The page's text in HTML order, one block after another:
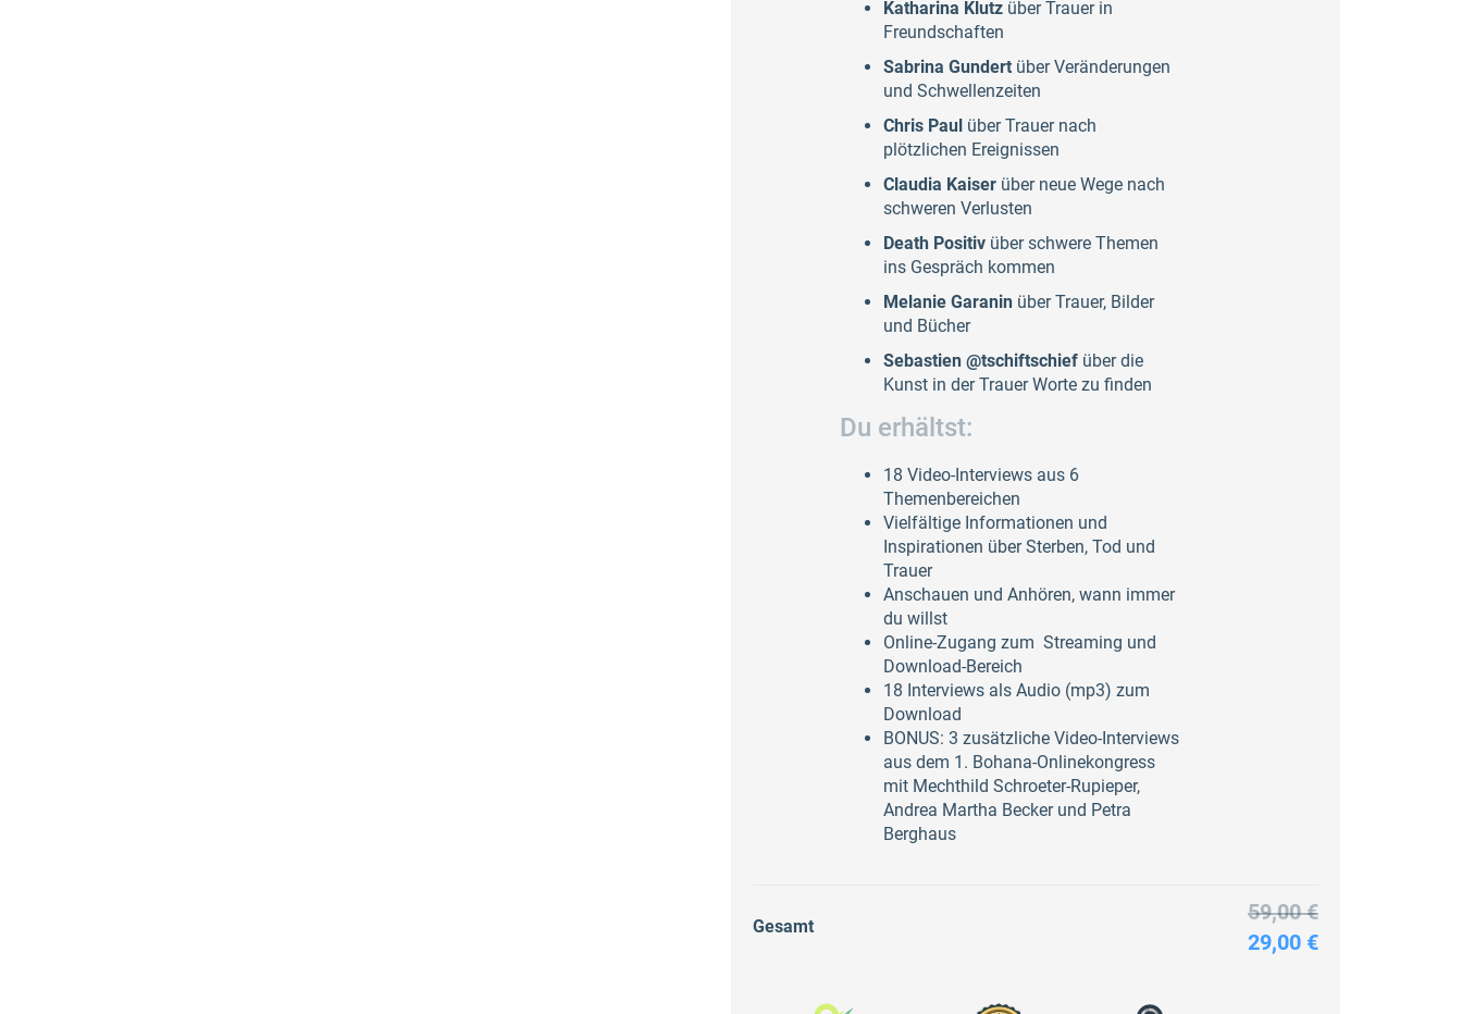
Katharina Klutz über Trauer in
Freundschaften
Sabrina Gundert über Veränderungen
und Schwellenzeiten
Chris Paul über Trauer nach
plötzlichen Ereignissen
Claudia Kaiser über neue Wege nach
schweren Verlusten
Death Positiv über schwere Themen
ins Gespräch kommen
Melanie Garanin über Trauer, Bilder
und Bücher
Sebastien @tschiftschief über die
Kunst in der Trauer Worte zu finden
Du erhältst:
18 Video-Interviews aus 6
Themenbereichen
Vielfältige Informationen und
Inspirationen über Sterben, Tod und
Trauer
Anschauen und Anhören, wann immer
du willst
Online-Zugang zum Streaming und
Download-Bereich
18 Interviews als Audio (mp3) zum
Download
BONUS: 3 zusätzliche Video-Interviews
aus dem 1. Bohana-Onlinekongress
mit Mechthild Schroeter-Rupieper,
Andrea Martha Becker und Petra
Berghaus
Gesamt
59,00 €
29,00 €